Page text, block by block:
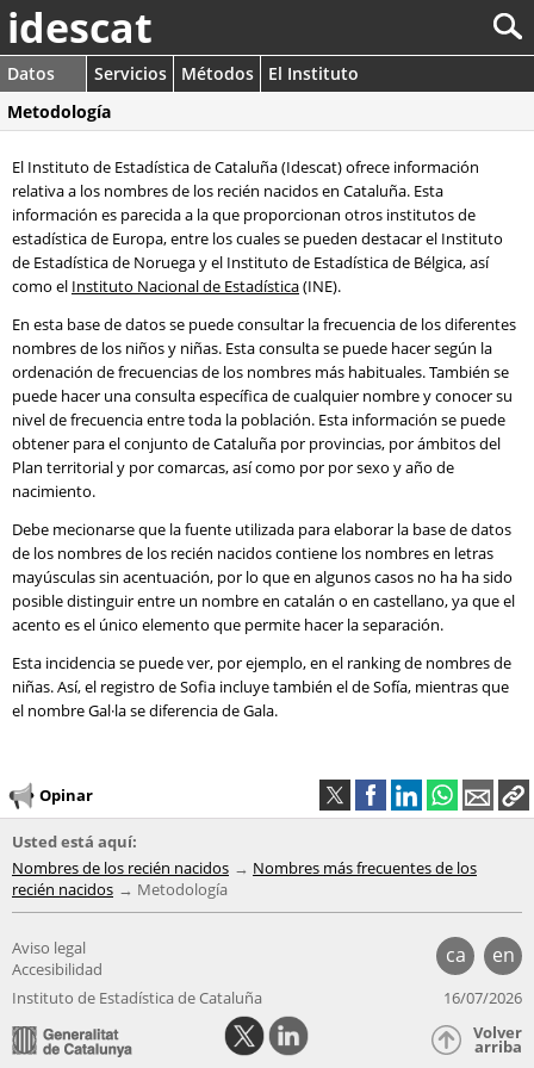
idescat
Datos Servicios Métodos
El Instituto
Metodología
El Instituto de Estadística de Cataluña (Idescat) ofrece información
relativa a los nombres de los recién nacidos en Cataluña. Esta
información es parecida a la que proporcionan otros institutos de
estadística de Europa, entre los cuales se pueden destacar el Instituto
de Estadística de Noruega y el Instituto de Estadística de Bélgica, así
como el Instituto Nacional de Estadística(INE).
En esta base de datos se puede consultar la frecuencia de los diferentes
nombres de los niños y niñas. Esta consulta se puede hacer según la
ordenación de frecuencias de los nombres más habituales. También se
puede hacer una consulta específica de cualquier nombre y conocer su
nivel de frecuencia entre toda la población. Esta información se puede
obtener para el conjunto de Cataluña por provincias, por ámbitos del
Plan territorial y por comarcas, así como por por sexo y año de
nacimiento.
Debe mecionarse que la fuente utilizada para elaborar la base de datos
de los nombres de los recién nacidos contiene los nombres en letras
mayúsculas sin acentuación, por lo que en algunos casos no ha ha sido
posible distinguir entre un nombre en catalán o en castellano, ya que el
acento es el único elemento que permite hacer la separación.
Esta incidencia se puede ver, por ejemplo, en el ranking de nombres de
niñas. Así, el registro de Sofia incluye también el de Sofía, mientras que
el nombre Gal·la se diferencia de Gala.
Opinar
Usted está aquí:
Nombres de los recién nacidos
Nombres más frecuentes de los
recién nacidos
Metodología
ca en
Aviso legal
Accesibilidad
Instituto de Estadística de Cataluña
16/07/2026
Volver
arriba